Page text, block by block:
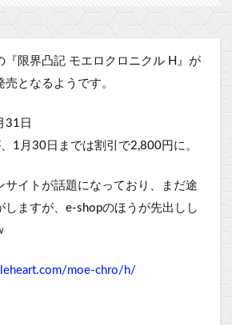
『限界凸記 モエロクロニクル H』が
となるようです。
31日
1月30日までは割引で2,800円に。
サイトが話題になっており、まだ途
しますが、e-shopのほうが先出しし
moe-chro/h/